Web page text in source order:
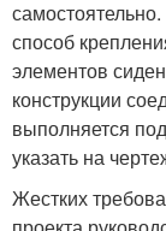
способ
элементов
конструкции
выполняется
указать на
Жестких